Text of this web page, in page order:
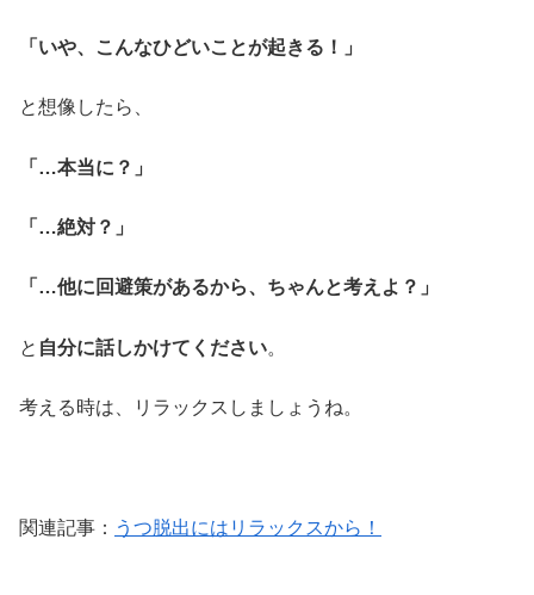
「いや、こんなひどいことが起きる！」
と想像したら、
「…本当に？」
「…絶対？」
「…他に回避策があるから、ちゃんと考えよ？」
と 自分に話しかけてください。
考える時は、リラックスしましょうね。
関連記事： うつ脱出にはリラックスから！